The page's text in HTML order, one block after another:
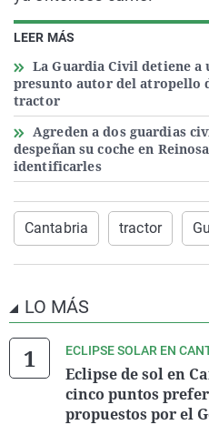
LEER MÁS
La Guardia Civil detiene a
presunto autor del atropello
tractor
Agreden a dos guardias
despeñan su coche en
identificarles
Cantabria tractor
LO MÁS
ECLIPSE SOLAR EN
Eclipse de sol en
cinco puntos
propuestos por el